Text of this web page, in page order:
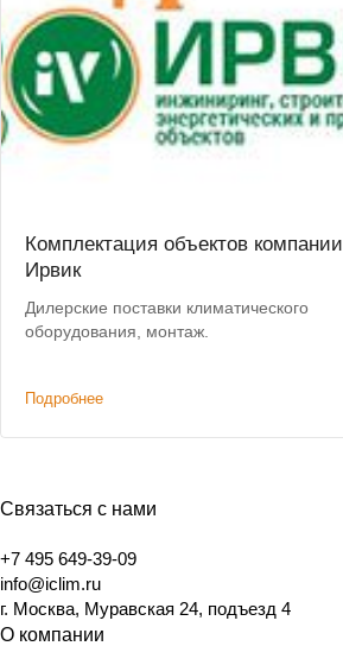
Комплектация объектов компании
Ирвик
Дилерские поставки климатического
оборудования, монтаж.
Подробнее
Связаться с нами
+7 495 649-39-09
info@iclim.ru
г. Москва, Муравская 24, подъезд 4
О компании